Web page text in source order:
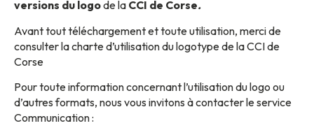
versions du logode la CCI de Corse.
Avant tout téléchargement et toute utilisation, merci de
consulter la charte d’utilisation du logotype de la CCI de
Corse
Pour toute information concernant l’utilisation du logo ou
d’autres formats, nous vous invitons à contacter le service
Communication :